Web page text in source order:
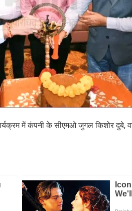
में कंपनी के सीएमओ जुगल किशोर दुबे,